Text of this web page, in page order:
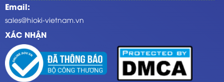
Email:
sales@hioki-vietnam.vn
XÁC NHẬN